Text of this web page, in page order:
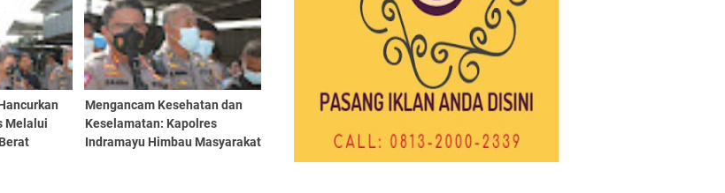
Melalui
Mengancam Kesehatan dan
Keselamatan: Kapolres
Indramayu Himbau Masyarakat